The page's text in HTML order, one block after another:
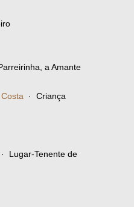
a Amante
· Criança
· Lugar-Tenente de